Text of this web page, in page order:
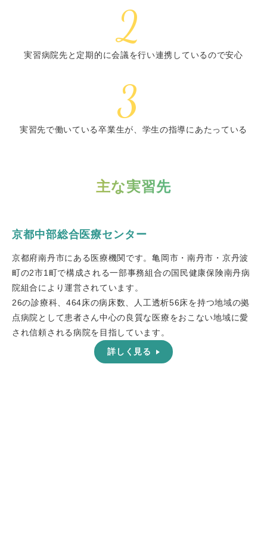
実習病院先と定期的に会議を行い連携しているので安心
実習先で働いている卒業生が、学生の指導にあたっている
主な実習先
京都中部総合医療センター
京都府南丹市にある医療機関です。亀岡市・南丹市・京丹波
町の2市1町で構成される一部事務組合の国民健康保険南丹病
院組合により運営されています。
26の診療科、464床の病床数、人工透析56床を持つ地域の拠
点病院として患者さん中心の良質な医療をおこない地域に愛
され信頼される病院を目指しています。
詳しく見る